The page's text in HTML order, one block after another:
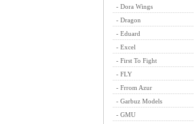
- Dora Wings
- Dragon
- Eduard
- Excel
- First To Fight
- FLY
- Frrom Azur
- Garbuz Models
- GMU